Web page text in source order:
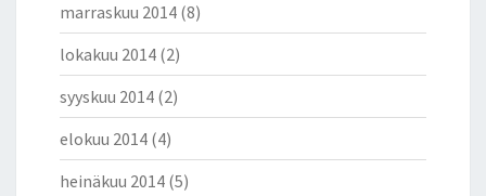
marraskuu 2014 (8)
lokakuu 2014 (2)
syyskuu 2014 (2)
elokuu 2014 (4)
heinäkuu 2014 (5)